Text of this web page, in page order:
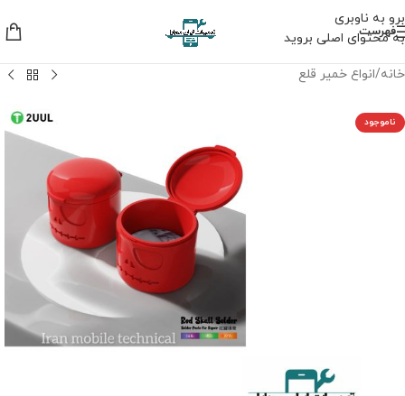
برو به ناوبری
به محتوای اصلی بروید
فهرست
خانه/انواع خمیر قلع
ناموجود